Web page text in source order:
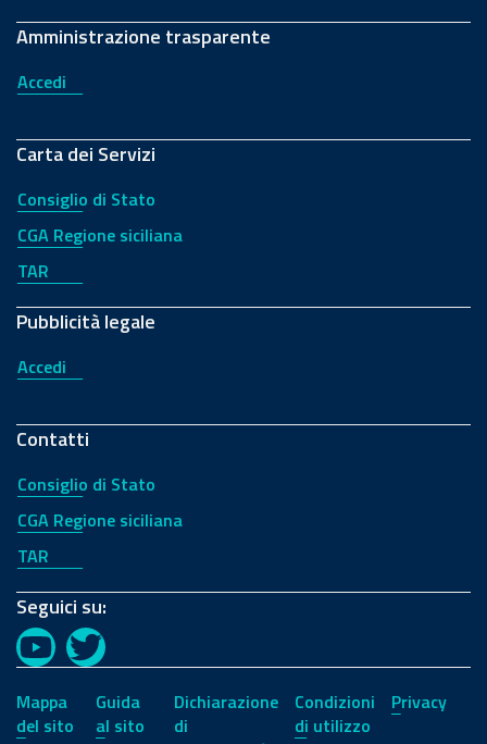
Amministrazione trasparente
Accedi
Carta dei Servizi
Consiglio di Stato
CGA Regione siciliana
TAR
Pubblicità legale
Accedi
Contatti
Consiglio di Stato
CGA Regione siciliana
TAR
Seguici su:
YouTubeTwitter
Mappa
del sito
Guida
al sito
Dichiarazione
di
Condizioni
di utilizzo
Privacy